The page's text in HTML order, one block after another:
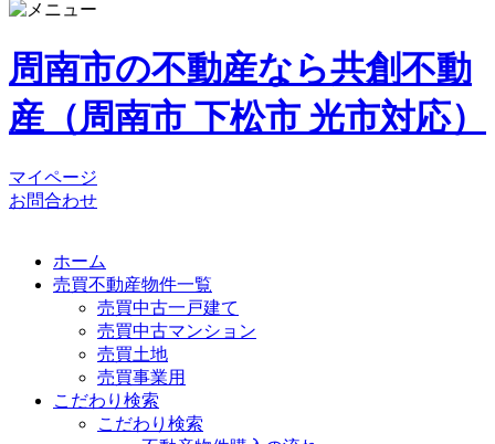
周南市の不動産なら共創不動
産（周南市 下松市 光市対応）
マイページ
お問合わせ
ホーム
売買不動産物件一覧
売買中古一戸建て
売買中古マンション
売買土地
売買事業用
こだわり検索
こだわり検索